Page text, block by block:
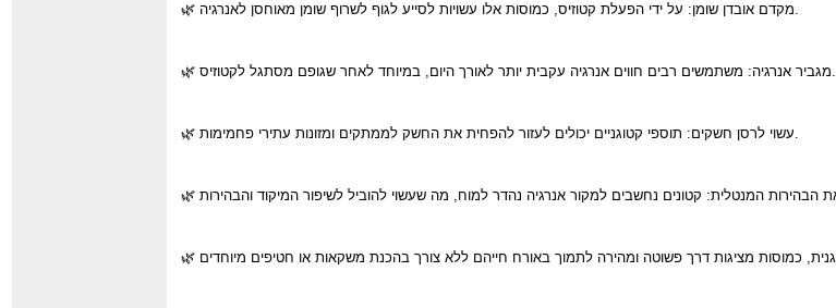
🌿 מקדם אובדן שומן: על ידי הפעלת קטוזיס, כמוסות אלו עשויות לסייע לגוף לשרוף שומן מאוחסן לאנרגיה.
🌿 מגביר אנרגיה: משתמשים רבים חווים אנרגיה עקבית יותר לאורך היום, במיוחד לאחר שגופם מסתגל לקטוזיס.
🌿 עשוי לרסן חשקים: תוספי קטוגניים יכולים לעזור להפחית את החשק לממתקים ומזונות עתירי פחמימות.